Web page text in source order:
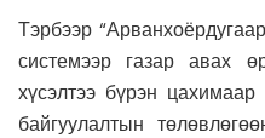
Тэрбээр
системээр газар авах
хүсэлтээ бүрэн цахимаар
байгуулалтын